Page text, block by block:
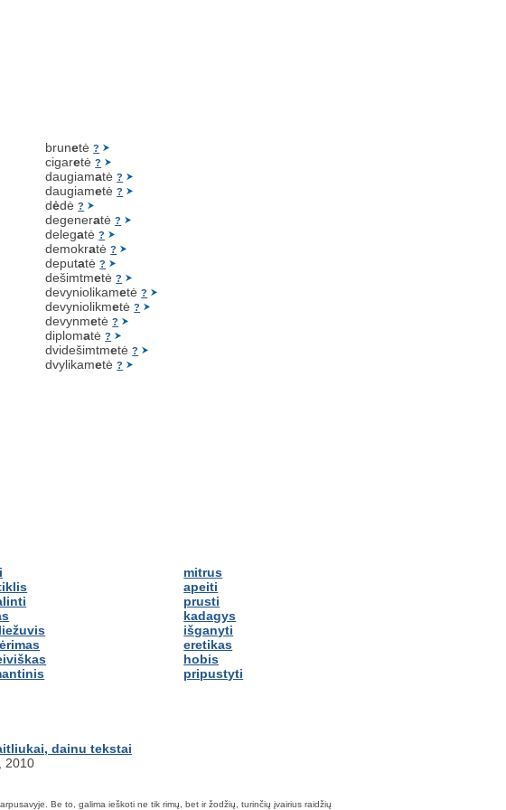
brunetė?
cigaretė?
daugiamatė?
daugiametė?
dėdė?
degeneratė?
delegatė?
demokratė?
deputatė?
dešimtmetė?
devyniolikametė?
devyniolikmetė?
devynmetė?
diplomatė?
dvidešimtmetė?
dvylikametė?
mitrus
apeiti
prusti
kadagys
išganyti
eretikas
hobis
pripustyti
, 2010
Be to, galima ieškoti ne tik rimų, bet ir žodžių, turinčių įvairius raidžių